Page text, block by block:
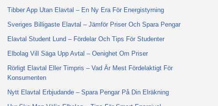
Tibber App Utan Elavtal – En Ny Era För Energistyrning
Sveriges Billigaste Elavtal – Jämför Priser Och Spara Pengar
Elavtal Student Lund – Fördelar Och Tips För Studenter
Elbolag Vill Säga Upp Avtal – Oenighet Om Priser
Rörligt Elavtal Eller Timpris – Vad Är Mest Fördelaktigt För
Konsumenten
Nytt Elavtal Erbjudande – Spara Pengar På Din Elräkning